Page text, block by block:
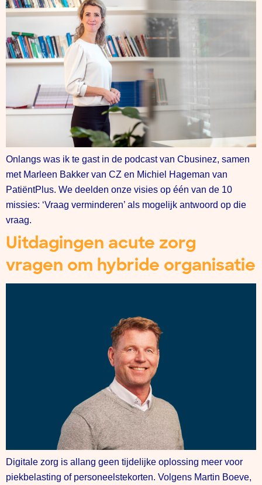
Onlangs was ik te gast in de podcast van Cbusinez, samen
met Marleen Bakker van CZ en Michiel Hageman van
PatiëntPlus. We deelden onze visies op één van de 10
missies: ‘Vraag verminderen’ als mogelijk antwoord op die
vraag.
Uitdagingen acute zorg
vragen om hybride organisatie
Digitale zorg is allang geen tijdelijke oplossing meer voor
piekbelasting of personeelstekorten. Volgens Martin Boeve,